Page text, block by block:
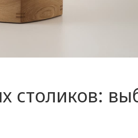
столиков: